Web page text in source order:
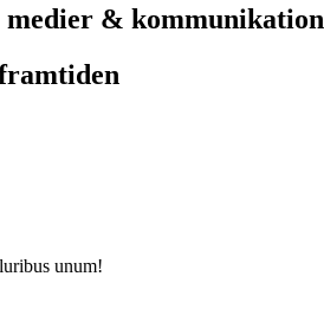
& kommunikation
unum!